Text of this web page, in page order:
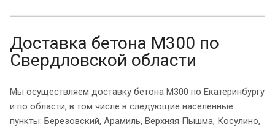
Доставка бетона М300 по
Свердловской области
Мы осуществляем доставку бетона М300 по Екатеринбургу
и по области, в том числе в следующие населенные
пункты: Березовский, Арамиль, Верхняя Пышма, Косулино,